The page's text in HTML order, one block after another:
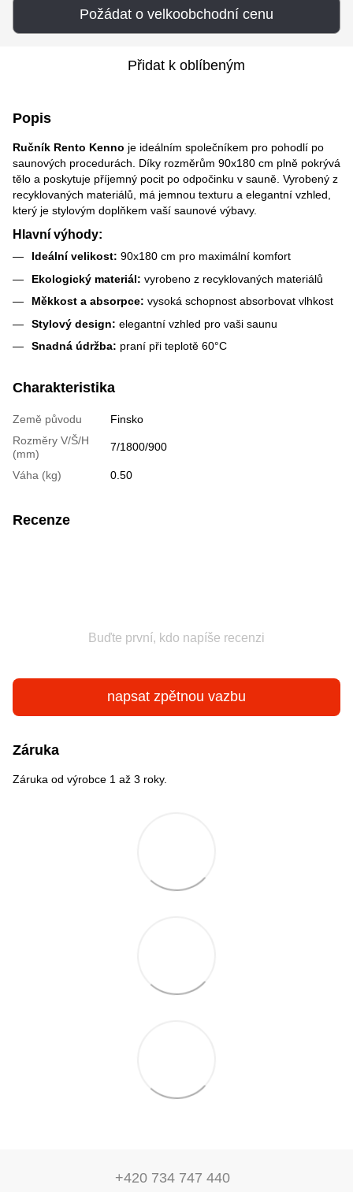
Požádat o velkoobchodní cenu
Přidat k oblíbeným
Popis
Ručník Rento Kenno je ideálním společníkem pro pohodlí po
saunových procedurách. Díky rozměrům 90x180 cm plně pokrývá
tělo a poskytuje příjemný pocit po odpočinku v sauně. Vyrobený z
recyklovaných materiálů, má jemnou texturu a elegantní vzhled,
který je stylovým doplňkem vaší saunové výbavy.
Hlavní výhody:
Ideální velikost: 90x180 cm pro maximální komfort
Ekologický materiál: vyrobeno z recyklovaných materiálů
Měkkost a absorpce: vysoká schopnost absorbovat vlhkost
Stylový design: elegantní vzhled pro vaši saunu
Snadná údržba: praní při teplotě 60°C
Charakteristika
Země původu
Finsko
Rozměry V/Š/H
(mm)
7/1800/900
Váha (kg) 0.50
Recenze
Buďte první, kdo napíše recenzi
napsat zpětnou vazbu
Záruka
Záruka od výrobce 1 až 3 roky.
+420 734 747 440